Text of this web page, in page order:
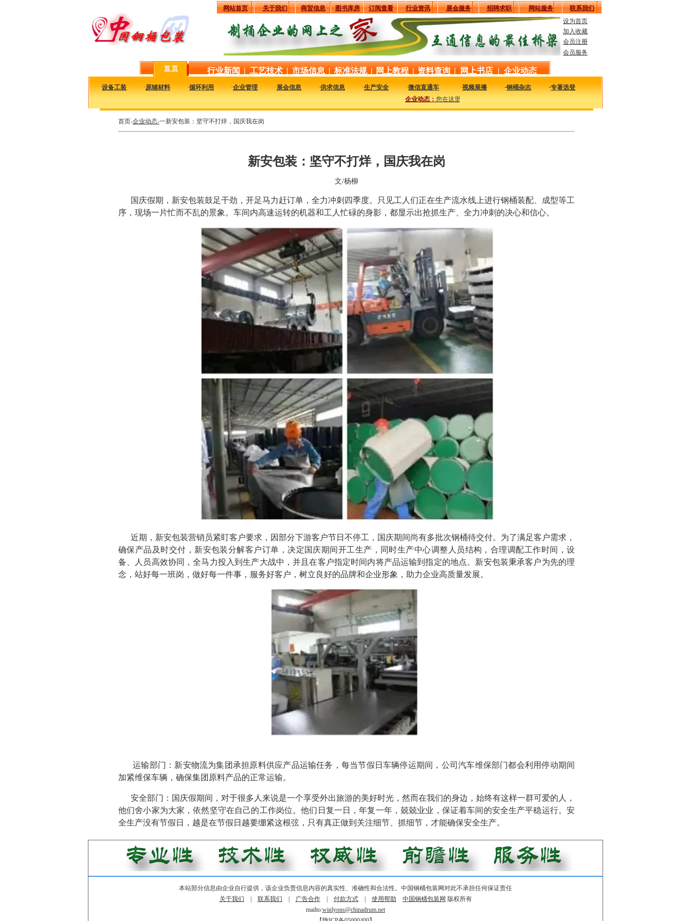
网站首页 关于我们 商贸信息 图书库房 订阅查看 行业资讯 展会服务 招聘求职 网站服务
联系我们
设为首页
加入收藏
会员注册
会员服务
首 页 行业新闻 | 工艺技术 | 市场信息 | 标准法规 | 网上教程 | 资料查询 | 网上书店 | 企业动态
·设备工装 ·原辅材料 ·循环利用 ·企业管理 ·展会信息 ·供求信息 ·生产安全 ·微信直通车 ·视频展播 ·钢桶杂志 ·专著选登
企业动态：您在这里可以及时的了解国内外钢桶行业企业的最新动态，看看大家都在干什么，一定对您的发
首页-企业动态-一新安包装：坚守不打烊，国庆我在岗
新安包装：坚守不打烊，国庆我在岗
文/杨柳
国庆假期，新安包装鼓足干劲，开足马力赶订单，全力冲刺四季度。只见工人们正在生产流水线上进行钢桶装配、成型等工
序，现场一片忙而不乱的景象。车间内高速运转的机器和工人忙碌的身影，都显示出抢抓生产、全力冲刺的决心和信心。
近期，新安包装营销员紧盯客户要求，因部分下游客户节日不停工，国庆期间尚有多批次钢桶待交付。为了满足客户需求，
确保产品及时交付，新安包装分解客户订单，决定国庆期间开工生产，同时生产中心调整人员结构，合理调配工作时间，设
备、人员高效协同，全马力投入到生产大战中，并且在客户指定时间内将产品运输到指定的地点。新安包装秉承客户为先的理
念，站好每一班岗，做好每一件事，服务好客户，树立良好的品牌和企业形象，助力企业高质量发展。
运输部门：新安物流为集团承担原料供应产品运输任务，每当节假日车辆停运期间，公司汽车维保部门都会利用停动期间
加紧维保车辆，确保集团原料产品的正常运输。
安全部门：国庆假期间，对于很多人来说是一个享受外出旅游的美好时光，然而在我们的身边，始终有这样一群可爱的人，
他们舍小家为大家，依然坚守在自己的工作岗位。他们日复一日，年复一年，兢兢业业，保证着车间的安全生产平稳运行。安
全生产没有节假日，越是在节假日越要绷紧这根弦，只有真正做到关注细节、抓细节，才能确保安全生产。
本站部分信息由企业自行提供，该企业负责信息内容的真实性、准确性和合法性。中国钢桶包装网对此不承担任何保证责任
关于我们
联系我们 广告合作| 付款方式| 使用帮助 中国钢桶包装网 版权所有
mailto:winlyons@chinadrum.net